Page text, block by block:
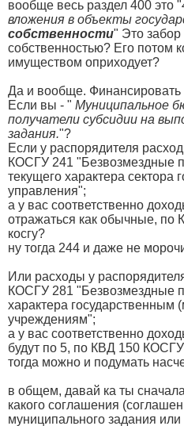
вообще весь раздел 400 это "
вложения в объекты
собственности" Это забор
собственностью? Его потом
имуществом оприходует?
Да и вообще. Финансировать
Если вы - " Муниципальное
получатели субсидии на
задания."?
Если у распорядителя
КОСГУ 241 "Безвозмездные
текущего характера сектора
управления";
а у вас соответственно
отражаться как обычные, по
косгу?
ну тогда 244 и даже не
Или расходы у
КОСГУ 281 "Безвозмездные
характера государственным
учреждениям";
а у вас соответственно
будут по 5, по КВД 150
тогда можно и подумать
в общем, давай ка ты
какого соглашения
муниципального задания